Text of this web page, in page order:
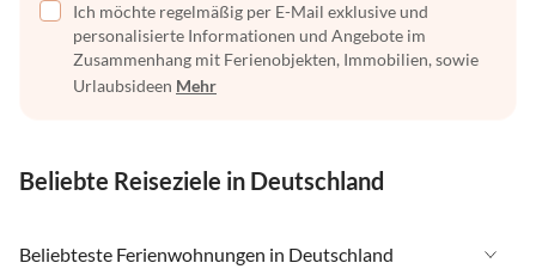
Ich möchte regelmäßig per E-Mail exklusive und
personalisierte Informationen und Angebote im
Zusammenhang mit Ferienobjekten, Immobilien, sowie
Urlaubsideen Mehr
Beliebte Reiseziele in Deutschland
Beliebteste Ferienwohnungen in Deutschland